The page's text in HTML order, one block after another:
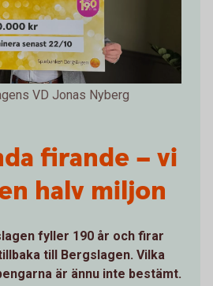
firande – vi
halv miljon
fyller 190 år och firar
till Bergslagen. Vilka
är ännu inte bestämt.
VD Jonas Nyberg